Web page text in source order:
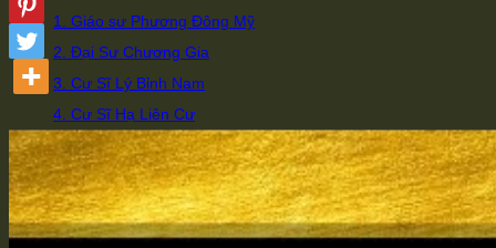
1. Giáo sư Phương Đông Mỹ
2. Đại Sư Chương Gia
3. Cư Sĩ Lý Bỉnh Nam
4. Cư Sĩ Hạ Liên Cư
SƯ TRƯỞNG
Pháp Sư Diễn Bồi
Chu Ban Đạo (Phu Nhân)
Ảnh Mẫu Thân của Lão Pháp Sư